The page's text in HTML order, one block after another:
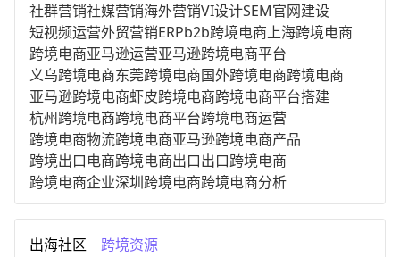
社群营销社媒营销海外营销VI设计SEM官网建设
短视频运营外贸营销ERPb2b跨境电商上海跨境电商
跨境电商亚马逊运营亚马逊跨境电商平台
义乌跨境电商东莞跨境电商国外跨境电商跨境电商
亚马逊跨境电商虾皮跨境电商跨境电商平台搭建
杭州跨境电商跨境电商平台跨境电商运营
跨境电商物流跨境电商亚马逊跨境电商产品
跨境出口电商跨境电商出口出口跨境电商
跨境电商企业深圳跨境电商跨境电商分析
进口跨境电商跨境电商服务广州跨境电商
跨境电商市场跨境电商创业跨境电商注册
跨境电商开店跨境电商营销
出海社区 跨境资源